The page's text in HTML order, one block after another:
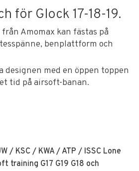
för Glock 17-18-19.
Amomax kan fästas på
benplattform och
designen med en öppen toppen
tid på airsoft-banan.
/ KSC / KWA / ATP / ISSC Lone
training G17 G19 G18 och